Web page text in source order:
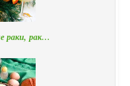
раки, рак…